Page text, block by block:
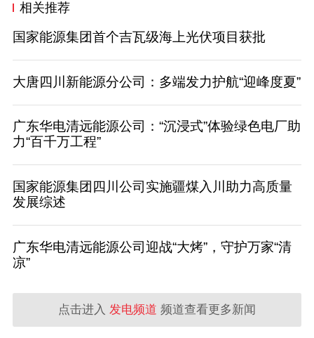
相关推荐
国家能源集团首个吉瓦级海上光伏项目获批
大唐四川新能源分公司：多端发力护航“迎峰度夏”
广东华电清远能源公司：“沉浸式”体验绿色电厂助
力“百千万工程”
国家能源集团四川公司实施疆煤入川助力高质量
发展综述
广东华电清远能源公司迎战“大烤”，守护万家“清
凉”
点击进入 发电频道 频道查看更多新闻